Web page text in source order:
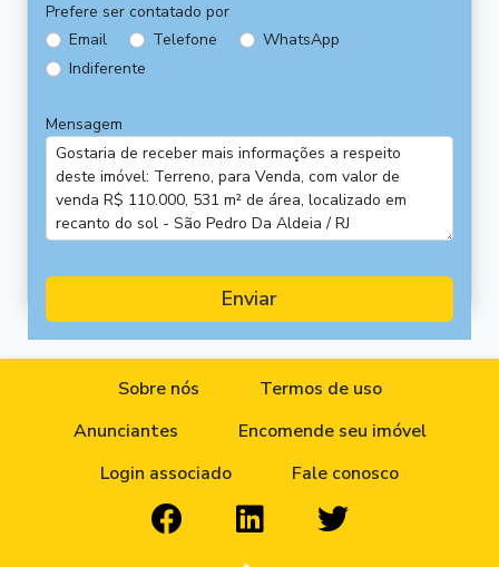
Prefere ser contatado por
Email
Telefone
WhatsApp
Indiferente
Mensagem
Enviar
Sobre nós
Termos de uso
Anunciantes
Encomende seu imóvel
Login associado
Fale conosco